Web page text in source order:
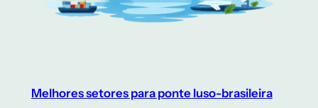
Melhores setores para ponte luso-brasileira